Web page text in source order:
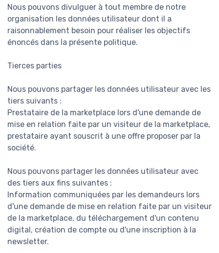
Nous pouvons divulguer à tout membre de notre
organisation les données utilisateur dont il a
raisonnablement besoin pour réaliser les objectifs
énoncés dans la présente politique.
Tierces parties
Nous pouvons partager les données utilisateur avec les
tiers suivants :
Prestataire de la marketplace lors d'une demande de
mise en relation faite par un visiteur de la marketplace,
prestataire ayant souscrit à une offre proposer par la
société.
Nous pouvons partager les données utilisateur avec
des tiers aux fins suivantes :
Information communiquées par les demandeurs lors
d'une demande de mise en relation faite par un visiteur
de la marketplace, du téléchargement d'un contenu
digital, création de compte ou d'une inscription à la
newsletter.